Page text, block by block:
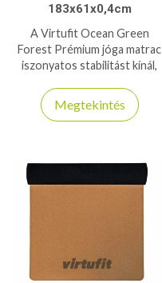
183x61x0,4cm
A Virtufit Ocean Green
Forest Prémium jóga matrac
iszonyatos stabilitást kínál,
vastag - 6P- és latexmentes
Megtekintés